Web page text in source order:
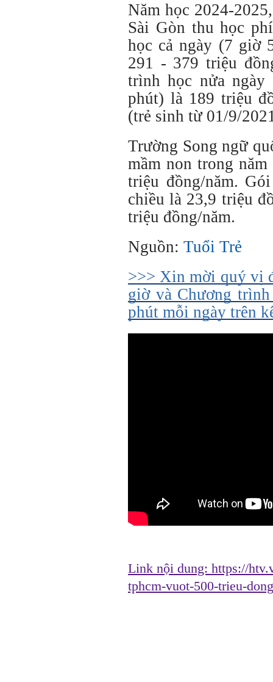
Năm học 2024-
Sài Gòn thu học
học cả ngày (7 giờ
291 - 379 triệu
trình học nửa
phút) là 189 triệu
(trẻ sinh từ 01/9/
Trường Song ngữ
mầm non trong
triệu đồng/năm.
chiều là 23,9 triệu
triệu đồng/năm.
Nguồn: Tuổi Trẻ
>>> Xin mời quý vị
giờ và Chương
phút mỗi ngày trên
Link nội dung: https://
tphcm-vuot-500-trieu-